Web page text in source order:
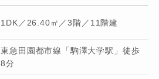
1DK／26.40㎡／3階／11階建
東急田園都市線「駒澤大学駅」徒歩
8分